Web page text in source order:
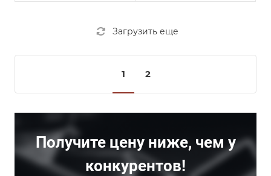
Загрузить еще
1 2
Получите цену ниже, чем у
конкурентов!